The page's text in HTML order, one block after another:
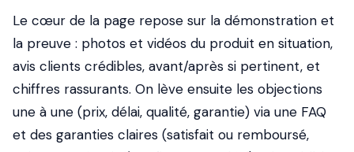
Le cœur de la page repose sur la démonstration et
la preuve : photos et vidéos du produit en situation,
avis clients crédibles, avant/après si pertinent, et
chiffres rassurants. On lève ensuite les objections
une à une (prix, délai, qualité, garantie) via une FAQ
et des garanties claires (satisfait ou remboursé,